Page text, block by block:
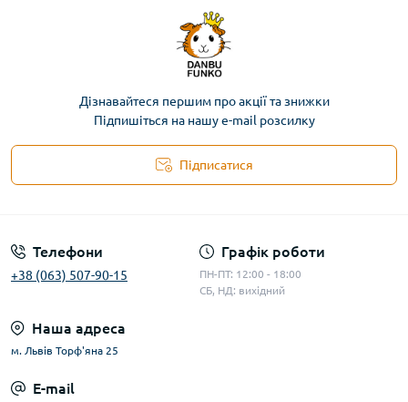
Дізнавайтеся першим про акції та знижки
Підпишіться на нашу e-mail розсилку
Підписатися
Телефони
+38 (063) 507-90-15
Графік роботи
ПН-ПТ: 12:00 - 18:00
СБ, НД: вихідний
Наша адреса
м. Львів Торф'яна 25
E-mail